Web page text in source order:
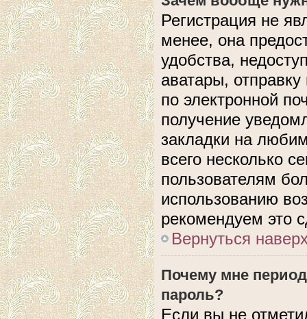
Регистрация не
менее, она
удобства,
аватары,
по электронной
получение
закладки на
всего несколько
пользователям
использованию
рекомендуем это
Вернуться
Почему мне
пароль?
Если вы не